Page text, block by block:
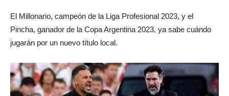
El Millonario, campeón de la Liga Profesional 2023, y el
Pincha, ganador de la Copa Argentina 2023, ya sabe cuándo
jugarán por un nuevo título local.